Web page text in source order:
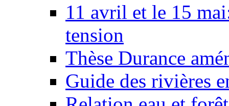
11 avril et le 15
tension
Thèse Durance
Guide des rivières